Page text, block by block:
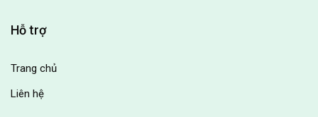
Hỗ trợ
Trang chủ
Liên hệ